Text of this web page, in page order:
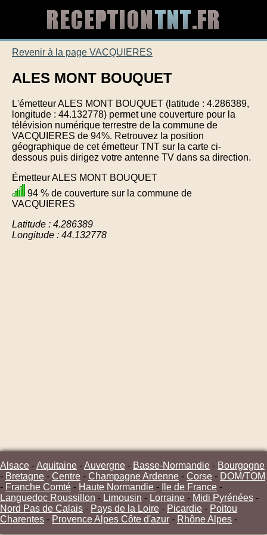
Revenir à la page VACQUIERES
ALES MONT BOUQUET
L'émetteur ALES MONT BOUQUET (latitude : 4.286389,
longitude : 44.132778) permet une couverture pour la
télévision numérique terrestre de la commune de
VACQUIERES de 94%. Retrouvez la position
géographique de cet émetteur TNT sur la carte ci-
dessous puis dirigez votre antenne TV dans sa direction.
Émetteur ALES MONT BOUQUET
94 % de couverture sur la commune de
VACQUIERES
Latitude : 4.286389
Longitude : 44.132778
Alsace -Aquitaine -Auvergne - Basse-Normandie - Bourgogne
- Bretagne - Centre - Champagne Ardenne - Corse - DOM/TOM
- Franche Comté - Haute Normandie - Ile de France -
Languedoc Roussillon - Limousin - Lorraine - Midi Pyrénées -
Nord Pas de Calais - Pays de la Loire - Picardie - Poitou
Charentes - Provence Alpes Côte d'azur - Rhône Alpes -